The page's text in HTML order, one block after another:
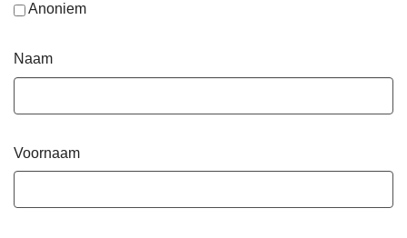
Anoniem
Naam
Voornaam